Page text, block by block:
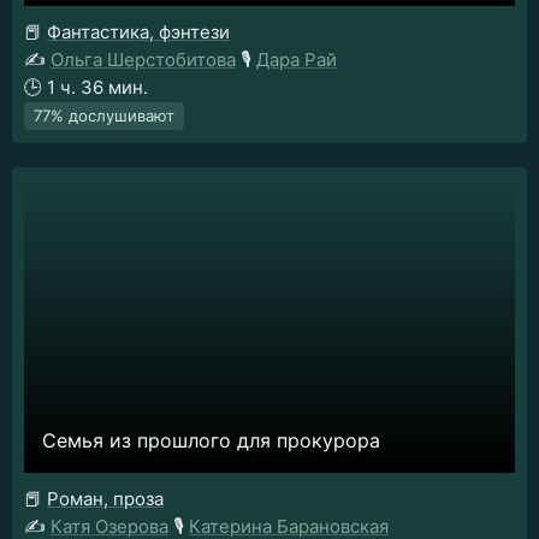
📕 Фантастика, фэнтези
✍️ Ольга Шерстобитова 🎙️ Дара Рай
🕒 1 ч. 36 мин.
77% дослушивают
Семья из прошлого для прокурора
📕 Роман, проза
✍️ Катя Озерова 🎙️ Катерина Барановская